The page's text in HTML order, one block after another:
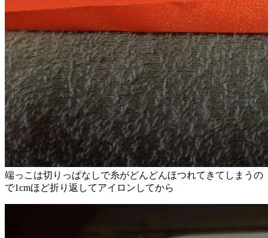
端っこは切りっぱなしで糸がどんどんほつれてきてしまうの
で1cmほど折り返してアイロンしてから